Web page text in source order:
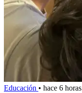
Educación • hace 6 horas